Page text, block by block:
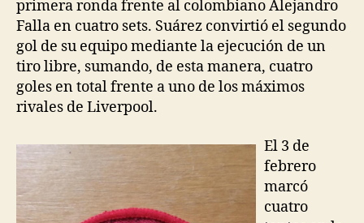
primera ronda frente al colombiano Alejandro
Falla en cuatro sets. Suárez convirtió el segundo
gol de su equipo mediante la ejecución de un
tiro libre, sumando, de esta manera, cuatro
goles en total frente a uno de los máximos
rivales de Liverpool.
El 3 de
febrero
marcó
cuatro